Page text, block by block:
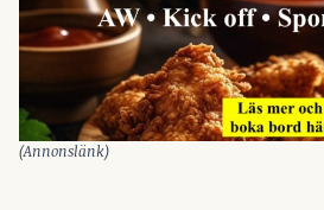
(Annonslänk)